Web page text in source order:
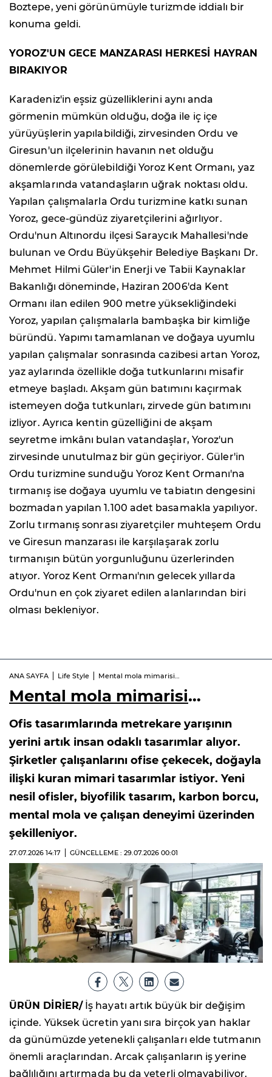
Boztepe, yeni görünümüyle turizmde iddialı bir
konuma geldi.
YOROZ'UN GECE MANZARASI HERKESİ HAYRAN
BIRAKIYOR
Karadeniz'in eşsiz güzelliklerini aynı anda
görmenin mümkün olduğu, doğa ile iç içe
yürüyüşlerin yapılabildiği, zirvesinden Ordu ve
Giresun'un ilçelerinin havanın net olduğu
dönemlerde görülebildiği Yoroz Kent Ormanı, yaz
akşamlarında vatandaşların uğrak noktası oldu.
Yapılan çalışmalarla Ordu turizmine katkı sunan
Yoroz, gece-gündüz ziyaretçilerini ağırlıyor.
Ordu'nun Altınordu ilçesi Saraycık Mahallesi'nde
bulunan ve Ordu Büyükşehir Belediye Başkanı Dr.
Mehmet Hilmi Güler'in Enerji ve Tabii Kaynaklar
Bakanlığı döneminde, Haziran 2006'da Kent
Ormanı ilan edilen 900 metre yüksekliğindeki
Yoroz, yapılan çalışmalarla bambaşka bir kimliğe
büründü. Yapımı tamamlanan ve doğaya uyumlu
yapılan çalışmalar sonrasında cazibesi artan Yoroz,
yaz aylarında özellikle doğa tutkunlarını misafir
etmeye başladı. Akşam gün batımını kaçırmak
istemeyen doğa tutkunları, zirvede gün batımını
izliyor. Ayrıca kentin güzelliğini de akşam
seyretme imkânı bulan vatandaşlar, Yoroz'un
zirvesinde unutulmaz bir gün geçiriyor. Güler'in
Ordu turizmine sunduğu Yoroz Kent Ormanı'na
tırmanış ise doğaya uyumlu ve tabiatın dengesini
bozmadan yapılan 1.100 adet basamakla yapılıyor.
Zorlu tırmanış sonrası ziyaretçiler muhteşem Ordu
ve Giresun manzarası ile karşılaşarak zorlu
tırmanışın bütün yorgunluğunu üzerlerinden
atıyor. Yoroz Kent Ormanı'nın gelecek yıllarda
Ordu'nun en çok ziyaret edilen alanlarından biri
olması bekleniyor.
ANA SAYFA Life Style Mental mola mimarisi…
Mental mola mimarisi…
Ofis tasarımlarında metrekare yarışının
yerini artık insan odaklı tasarımlar alıyor.
Şirketler çalışanlarını ofise çekecek, doğayla
ilişki kuran mimari tasarımlar istiyor. Yeni
nesil ofisler, biyofilik tasarım, karbon borcu,
mental mola ve çalışan deneyimi üzerinden
şekilleniyor.
27.07.2026 14:17 GÜNCELLEME : 29.07.2026 00:01
ÜRÜN DİRİER/İş hayatı artık büyük bir değişim
içinde. Yüksek ücretin yanı sıra birçok yan haklar
da günümüzde yetenekli çalışanları elde tutmanın
önemli araçlarından. Arcak çalışanların iş yerine
bağlılığını artırmada bu da yeterli olmayabiliyor.